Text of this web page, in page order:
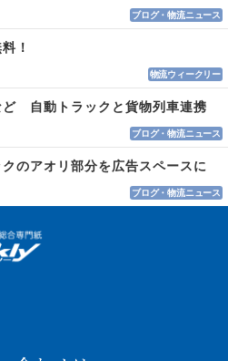
ブログ・物流ニュース
！
物流ウィークリー
ど 自動トラックと貨物列車連携
ブログ・物流ニュース
のアオリ部分を広告スペースに
ブログ・物流ニュース